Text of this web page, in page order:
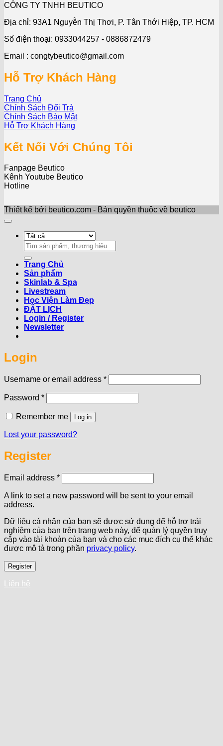
CÔNG TY TNHH BEUTICO
Địa chỉ: 93A1 Nguyễn Thị Thơi, P. Tân Thới Hiệp, TP. HCM
Số điện thoại: 0933044257 - 0886872479
Email : congtybeutico@gmail.com
Hỗ Trợ Khách Hàng
Trang Chủ
Chính Sách Đổi Trả
Chính Sách Bảo Mật
Hỗ Trợ Khách Hàng
Kết Nối Với Chúng Tôi
Fanpage Beutico
Kênh Youtube Beutico
Hotline
Thiết kế bởi beutico.com - Bản quyền thuộc về beutico
Search
for:
Trang Chủ
Sản phẩm
Skinlab & Spa
Livestream
Học Viện Làm Đẹp
ĐẶT LỊCH
Login / Register
Newsletter
Login
Username or email address *Required
Password *Required
Remember me Log in
Lost your password?
Register
Email address *Required
A link to set a new password will be sent to your email
address.
Dữ liệu cá nhân của bạn sẽ được sử dụng để hỗ trợ trải
nghiệm của bạn trên trang web này, để quản lý quyền truy
cập vào tài khoản của bạn và cho các mục đích cụ thể khác
được mô tả trong phần privacy policy.
Register
Liên hệ